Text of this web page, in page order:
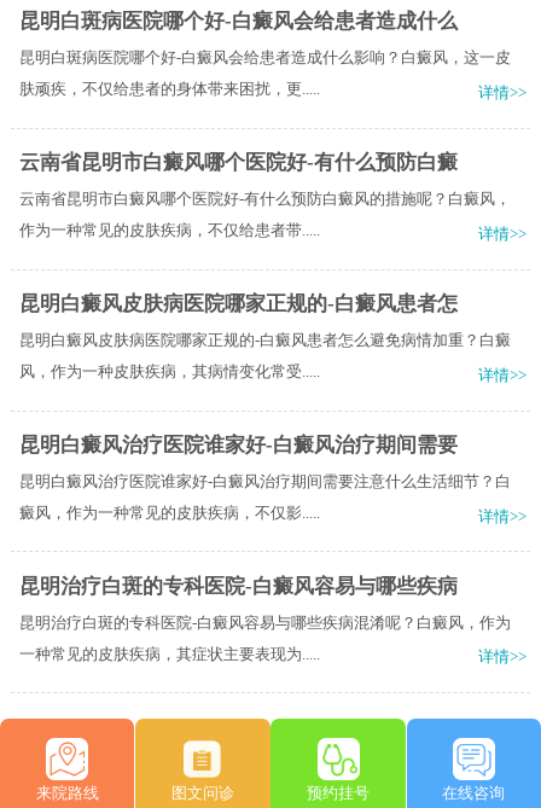
昆明白斑病医院哪个好-白癜风会给患者造成什么
昆明白斑病医院哪个好-白癜风会给患者造成什么影响？白癜风，这一皮
肤顽疾，不仅给患者的身体带来困扰，更.....
详情>>
云南省昆明市白癜风哪个医院好-有什么预防白癜
云南省昆明市白癜风哪个医院好-有什么预防白癜风的措施呢？白癜风，
作为一种常见的皮肤疾病，不仅给患者带.....
详情>>
昆明白癜风皮肤病医院哪家正规的-白癜风患者怎
昆明白癜风皮肤病医院哪家正规的-白癜风患者怎么避免病情加重？白癜
风，作为一种皮肤疾病，其病情变化常受.....
详情>>
昆明白癜风治疗医院谁家好-白癜风治疗期间需要
昆明白癜风治疗医院谁家好-白癜风治疗期间需要注意什么生活细节？白
癜风，作为一种常见的皮肤疾病，不仅影.....
详情>>
昆明治疗白斑的专科医院-白癜风容易与哪些疾病
昆明治疗白斑的专科医院-白癜风容易与哪些疾病混淆呢？白癜风，作为
一种常见的皮肤疾病，其症状主要表现为.....
详情>>
来院路线 图文问诊 预约挂号 在线咨询